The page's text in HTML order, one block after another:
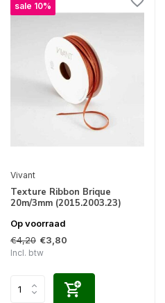
sale 10%
Vivant
Texture Ribbon Brique
20m/3mm (2015.2003.23)
Op voorraad
€4,20 €3,80
Incl. btw